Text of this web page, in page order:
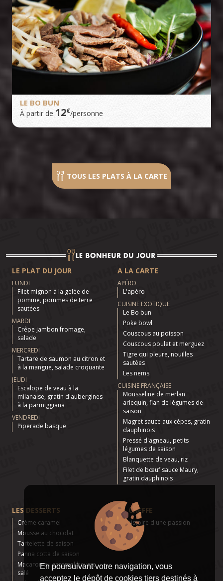
En poursuivant votre navigation, vous
acceptez le dépôt de cookies tiers destinés à
LE BO BUN
À partir de 12€/personne
TOUS LES PLATS À LA CARTE
LE PLAT DU JOUR
LUNDI
Filet mignon à la gelée de
pomme, pommes de terre
sautées
MARDI
Crêpe jambon fromage,
salade
MERCREDI
Tartare de saumon au citron et
à la mangue, salade croquante
JEUDI
Escalope de veau à la
milanaise, gratin d'aubergines
à la parmiggiana
VENDREDI
Piperade basque
A LA CARTE
APÉRO
L'apéro
CUISINE EXOTIQUE
Le Bo bun
Poke bowl
Couscous au poisson
Couscous poulet et merguez
Tigre qui pleure, nouilles
sautées
Les nems
CUISINE FRANÇAISE
Mousseline de merlan
arlequin, flan de légumes de
saison
Magret sauce aux cèpes, gratin
dauphinois
Pressé d'agneau, petits
légumes de saison
Blanquette de veau, riz
Filet de bœuf sauce Maury,
gratin dauphinois
LES DESSERTS
Crème caramel
Mousse au chocolat
Tartelette de saison
Panna cotta de saison
Macaron au caramel beurre
salé
LA CHEFFE
L'histoire d'une passion